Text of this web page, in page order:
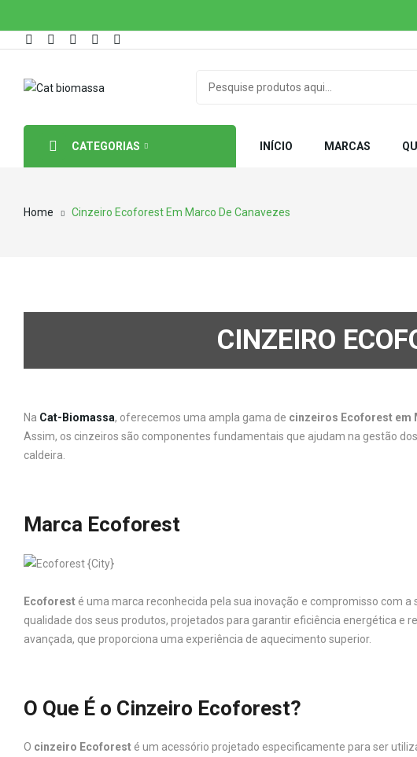
CATEGORIAS INÍCIO MARCAS
Home Cinzeiro Ecoforest Em Marco De Canavezes
CINZEIRO
Na Cat-Biomassa, oferecemos uma ampla gama de cinzeiros Ecoforest em
Assim, os cinzeiros são componentes fundamentais que ajudam na gestão
caldeira.
Marca Ecoforest
Ecoforest é uma marca reconhecida pela sua inovação e compromisso com
qualidade dos seus produtos, projetados para garantir eficiência energética e
avançada, que proporciona uma experiência de aquecimento superior.
O Que É o Cinzeiro Ecoforest?
O cinzeiro Ecoforest é um acessório projetado especificamente para ser